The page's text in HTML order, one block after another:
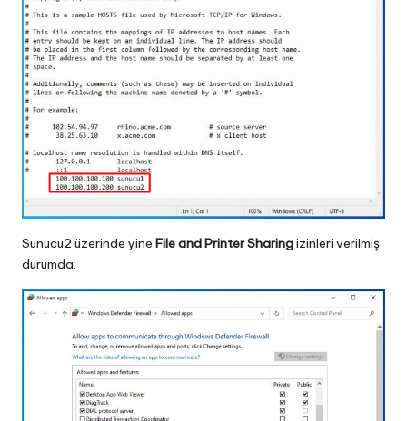
Sunucu2 üzerinde yine File and Printer Sharingizinleri verilmiş
durumda.